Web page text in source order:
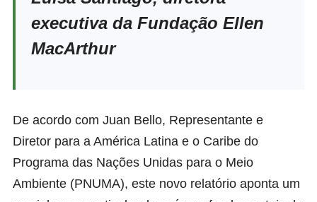
executiva da Fundação Ellen
MacArthur
De acordo com Juan Bello, Representante e
Diretor para a América Latina e o Caribe do
Programa das Nações Unidas para o Meio
Ambiente (PNUMA), este novo relatório aponta um